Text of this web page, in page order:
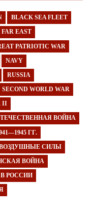
BLACK SEA FLEET
FAR EAST
PATRIOTIC WAR
NAVY
RUSSIA
SECOND WORLD WAR
II
ВОЙНА
ГГ.
СИЛЫ
ВОЙНА
РОССИИ